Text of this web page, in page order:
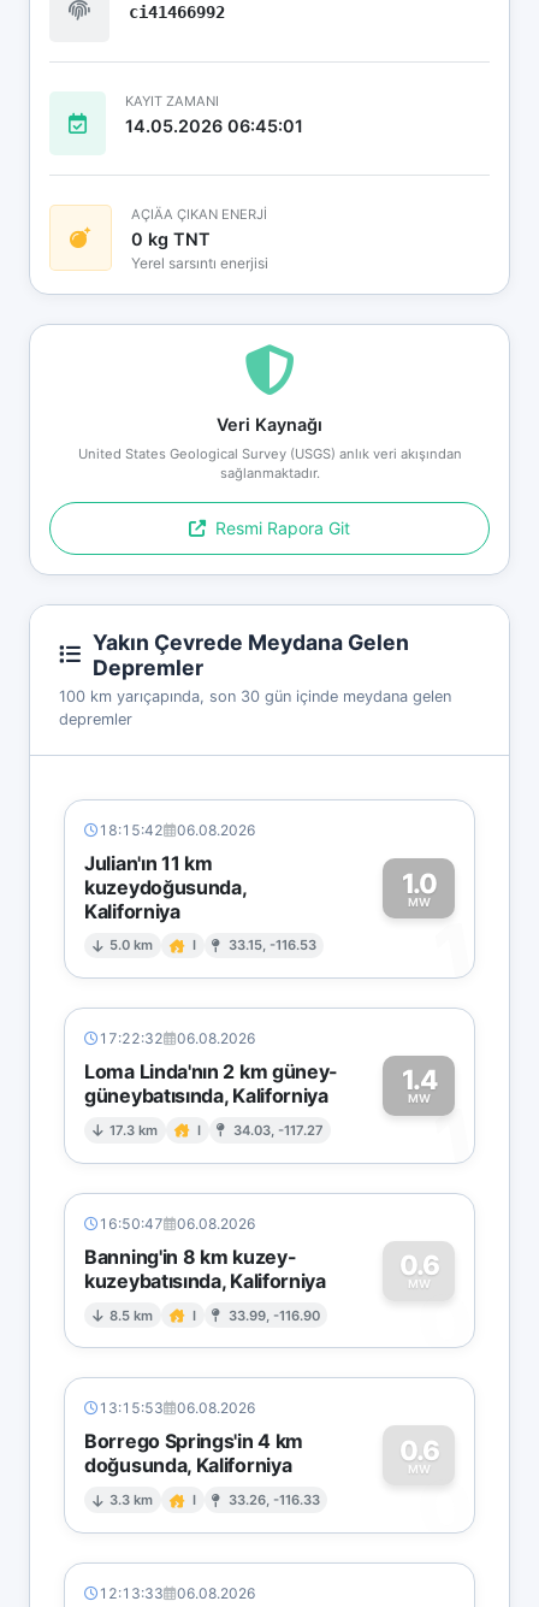
ci41466992
KAYIT ZAMANI
14.05.2026 06:45:01
AÇIÄA ÇIKAN ENERJİ
0 kg TNT
Yerel sarsıntı enerjisi
Veri Kaynağı
United States Geological Survey (USGS) anlık veri akışından
sağlanmaktadır.
Resmi Rapora Git
Yakın Çevrede Meydana Gelen
Depremler
100 km yarıçapında, son 30 gün içinde meydana gelen
depremler
18:15:42 06.08.2026
Julian'ın 11 km
kuzeydoğusunda,
Kaliforniya
5.0 km I 33.15, -116.53
1.0
MW
1
17:22:32 06.08.2026
Loma Linda'nın 2 km güney-
güneybatısında, Kaliforniya
17.3 km I 34.03, -117.27
1.4
MW1
16:50:47 06.08.2026
Banning'in 8 km kuzey-
kuzeybatısında, Kaliforniya
8.5 km I 33.99, -116.90
0.6
MW
0
13:15:53 06.08.2026
Borrego Springs'in 4 km
doğusunda, Kaliforniya
3.3 km I 33.26, -116.33
0.6
MW
0
12:13:33 06.08.2026